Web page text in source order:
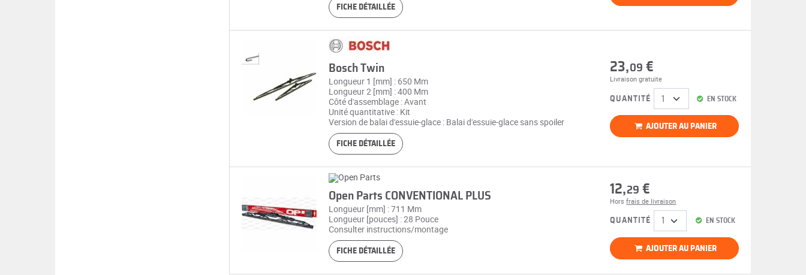
FICHE DÉTAILLÉE
Bosch Twin
Longueur 1 [mm] : 650 Mm
Longueur 2 [mm] : 400 Mm
Côté d'assemblage : Avant
Unité quantitative : Kit
Version de balai d'essuie-glace : Balai d'essuie-glace sans spoiler
FICHE DÉTAILLÉE
23,09 €
Livraison gratuite
EN STOCK
QUANTITÉ
AJOUTER AU PANIER
Open Parts CONVENTIONAL PLUS
Longueur [mm] : 711 Mm
Longueur [pouces] : 28 Pouce
Consulter instructions/montage
FICHE DÉTAILLÉE
12,29 €
Horsfrais de livraison
EN STOCK
QUANTITÉ
AJOUTER AU PANIER